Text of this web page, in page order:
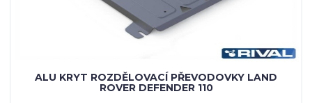
ALU KRYT ROZDĚLOVACÍ PŘEVODOVKY LAND
ROVER DEFENDER 110